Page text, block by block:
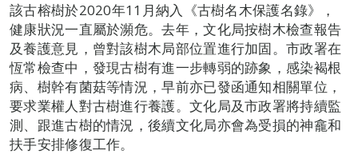
該古榕樹於2020年11月納入《古樹名木保護名錄》，
健康狀況一直屬於瀕危。去年，文化局按樹木檢查報告
及養護意見，曾對該樹木局部位置進行加固。市政署在
恆常檢查中，發現古樹有進一步轉弱的跡象，感染褐根
病、樹幹有菌菇等情況，早前亦已發函通知相關單位，
要求業權人對古樹進行養護。文化局及市政署將持續監
測、跟進古樹的情況，後續文化局亦會為受損的神龕和
扶手安排修復工作。